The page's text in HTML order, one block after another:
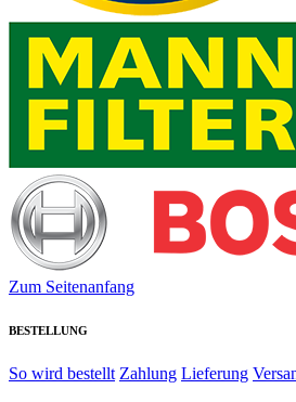
Zum Seitenanfang
BESTELLUNG
So wird bestellt Zahlung Lieferung